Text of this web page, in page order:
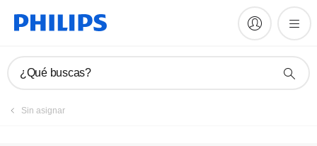
¿Qué buscas?
Sin asignar
Registrar producto